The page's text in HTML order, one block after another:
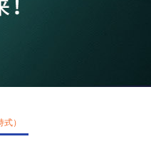
）